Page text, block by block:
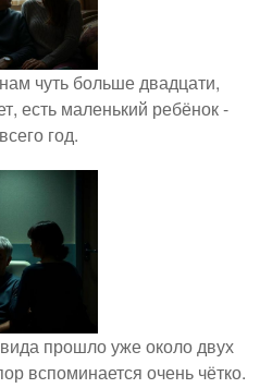
чуть больше двадцати,
есть маленький ребёнок -
год.
прошло уже около двух
вспоминается очень чётко.